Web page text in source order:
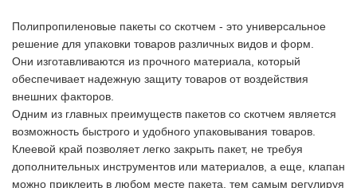
Полипропиленовые пакеты со скотчем - это универсальное
решение для упаковки товаров различных видов и форм.
Они изготавливаются из прочного материала, который
обеспечивает надежную защиту товаров от воздействия
внешних факторов.
Одним из главных преимуществ пакетов со скотчем является
возможность быстрого и удобного упаковывания товаров.
Клеевой край позволяет легко закрыть пакет, не требуя
дополнительных инструментов или материалов, а еще, клапан
можно приклеить в любом месте пакета, тем самым регулируя